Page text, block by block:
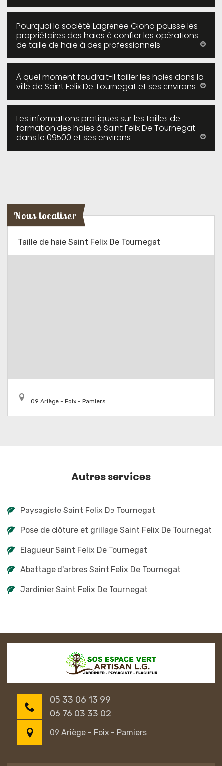
Pourquoi la société Lagrenee Giono pousse les
propriétaires des haies à confier les opérations
de taille de haie à des professionnels
À quel moment faudrait-il tailler les haies dans la
ville de Saint Felix De Tournegat et ses environs
Les informations pratiques sur les tailles de
formation des haies à Saint Felix De Tournegat
dans le 09500 et ses environs
Nous localiser
Taille de haie Saint Felix De Tournegat
09 Ariège - Foix - Pamiers
Autres services
Paysagiste Saint Felix De Tournegat
Pose de clôture et grillage Saint Felix De Tournegat
Elagueur Saint Felix De Tournegat
Abattage d'arbres Saint Felix De Tournegat
Jardinier Saint Felix De Tournegat
05 33 06 13 99
06 76 03 33 02
09 Ariège - Foix - Pamiers